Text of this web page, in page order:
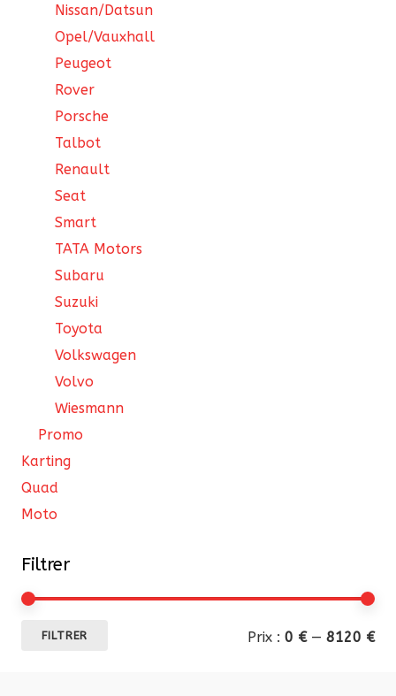
Nissan/Datsun
Opel/Vauxhall
Peugeot
Rover
Porsche
Talbot
Renault
Seat
Smart
TATA Motors
Subaru
Suzuki
Toyota
Volkswagen
Volvo
Wiesmann
Promo
Karting
Quad
Moto
Filtrer
FILTRER Prix : 0 €— 8120 €